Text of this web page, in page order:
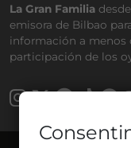
La Gran Familia
emisora de Bilbao
información a menos
participación de los